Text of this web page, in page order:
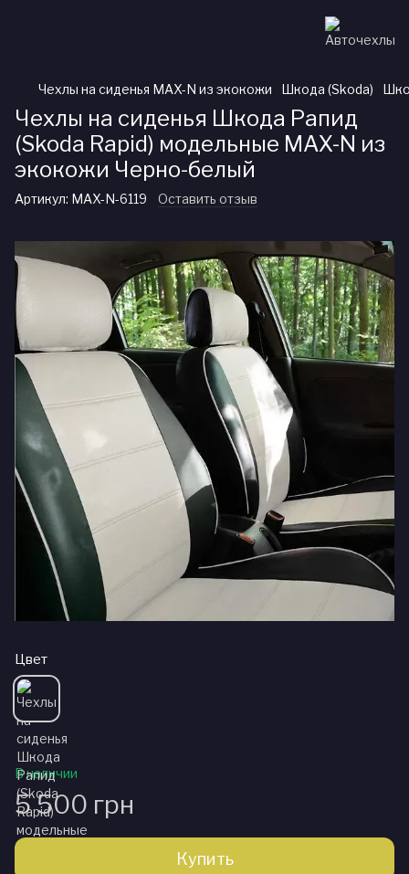
Чехлы на сиденья MAX-N из экокожи Шкода (Skoda)
Чехлы на сиденья Шкода Рапид
(Skoda Rapid) модельные MAX-N из
экокожи Черно-белый
Артикул: MAX-N-6119 Оставить отзыв
Цвет
В наличии
5 500 грн
Купить